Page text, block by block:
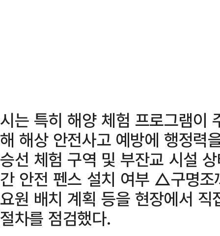
시는 특히 해양 체험 프로그램이
해 해상 안전사고 예방에 행정
승선 체험 구역 및 부잔교 시설
간 안전 펜스 설치 여부 △구명
요원 배치 계획 등을 현장에서
절차를 점검했다.